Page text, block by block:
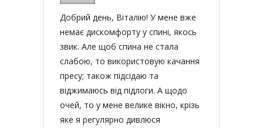
Добрий день, Віталію! У мене вже
немає дискомфорту у спині, якось
звик. Але щоб спина не стала
слабою, то використовую качання
пресу; також підсідаю та
віджимаюсь від підлоги. А щодо
очей, то у мене велике вікно, крізь
яке я регулярно дивлюся